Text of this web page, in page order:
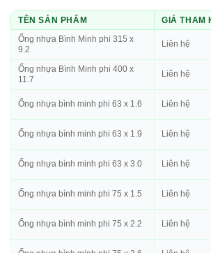
TÊN SẢN PHẨM GIÁ THAM
Ống nhựa Bình Minh phi 315 x
9.2
Liên hệ
Ống nhựa Bình Minh phi 400 x
11.7
Liên hệ
Ống nhựa bình minh phi 63 x 1.6 Liên hệ
Ống nhựa bình minh phi 63 x 1.9 Liên hệ
Ống nhựa bình minh phi 63 x 3.0 Liên hệ
Ống nhựa bình minh phi 75 x 1.5 Liên hệ
Ống nhựa bình minh phi 75 x 2.2 Liên hệ